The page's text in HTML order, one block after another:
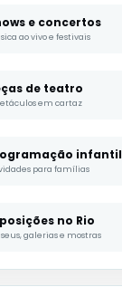
e concertos
ao vivo e festivais
de teatro
em cartaz
infantil
para famílias
no Rio
galerias e mostras